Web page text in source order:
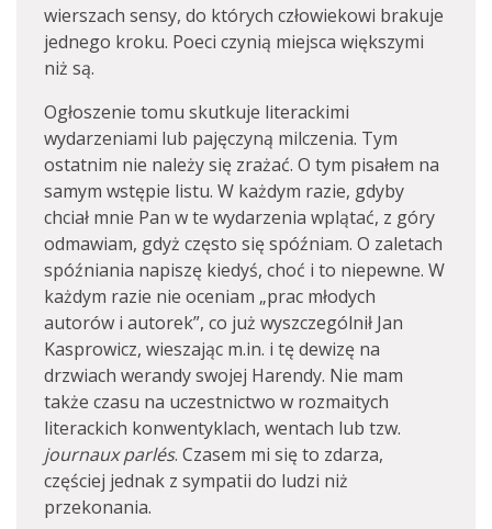
wierszach sensy, do których człowiekowi brakuje
jednego kroku. Poeci czynią miejsca większymi
niż są.
Ogłoszenie tomu skutkuje literackimi
wydarzeniami lub pajęczyną milczenia. Tym
ostatnim nie należy się zrażać. O tym pisałem na
samym wstępie listu. W każdym razie, gdyby
chciał mnie Pan w te wydarzenia wplątać, z góry
odmawiam, gdyż często się spóźniam. O zaletach
spóźniania napiszę kiedyś, choć i to niepewne. W
każdym razie nie oceniam „prac młodych
autorów i autorek”, co już wyszczególnił Jan
Kasprowicz, wieszając m.in. i tę dewizę na
drzwiach werandy swojej Harendy. Nie mam
także czasu na uczestnictwo w rozmaitych
literackich konwentyklach, wentach lub tzw.
journaux parlés. Czasem mi się to zdarza,
częściej jednak z sympatii do ludzi niż
przekonania.